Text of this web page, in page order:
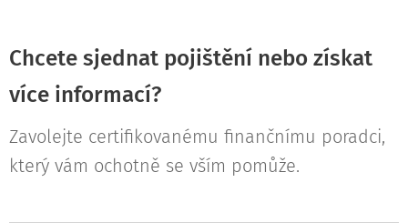
Chcete sjednat pojištění nebo získat
více informací?
Zavolejte certifikovanému finančnímu poradci,
který vám ochotně se vším pomůže.